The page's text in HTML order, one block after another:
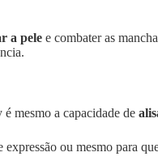
a pele e combater as
mesmo a capacidade de
ou mesmo para